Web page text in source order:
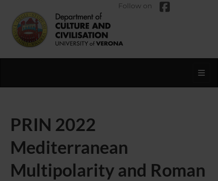
Follow on
PRIN 2022
Mediterranean
Multipolarity and Roman